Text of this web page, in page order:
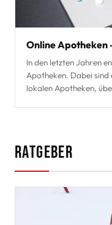
Online Apotheken
In den letzten Jahren
Apotheken. Dabei sind
lokalen Apotheken,
Ratgeber